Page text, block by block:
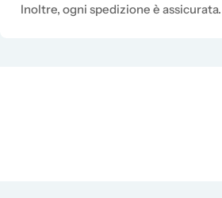
Inoltre, ogni spedizione è assicurata.